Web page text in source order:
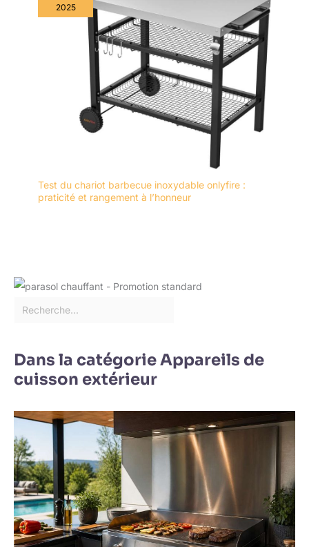
2025
Test du chariot barbecue inoxydable onlyfire :
praticité et rangement à l’honneur
Dans la catégorie Appareils de
cuisson extérieur